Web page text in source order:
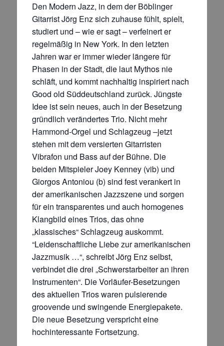
Den Modern Jazz, in dem der Böblinger
Gitarrist Jörg Enz sich zuhause fühlt, spielt,
studiert und – wie er sagt – verfeinert er
regelmäßig in New York. In den letzten
Jahren war er immer wieder längere für
Phasen in der Stadt, die laut Mythos nie
schläft, und kommt nachhaltig inspiriert nach
Good old Süddeutschland zurück. Jüngste
Idee ist sein neues, auch in der Besetzung
gründlich verändertes Trio. Nicht mehr
Hammond-Orgel und Schlagzeug –jetzt
stehen mit dem versierten Gitarristen
Vibrafon und Bass auf der Bühne. Die
beiden Mitspieler Joey Kenney (vib) und
Giorgos Antoniou (b) sind fest verankert in
der amerikanischen Jazzszene und sorgen
für ein transparentes und auch homogenes
Klangbild eines Trios, das ohne
„klassisches“ Schlagzeug auskommt.
“Leidenschaftliche Liebe zur amerikanischen
Jazzmusik …“, schreibt Jörg Enz selbst,
verbindet die drei „Schwerstarbeiter an ihren
Instrumenten“. Die Vorläufer-Besetzungen
des aktuellen Trios waren pulsierende
groovende und swingende Energiepakete.
Die neue Besetzung verspricht eine
hochinteressante Fortsetzung.